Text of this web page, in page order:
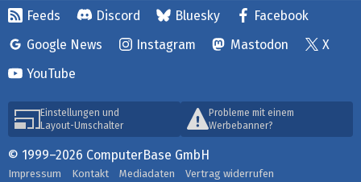
Feeds Discord Bluesky
Facebook
Google News
Instagram Mastodon
X
YouTube
Einstellungen und
Layout-Umschalter
Probleme mit einem
Werbebanner?
© 1999–2026 ComputerBase GmbH
Impressum Kontakt Mediadaten Vertrag widerrufen